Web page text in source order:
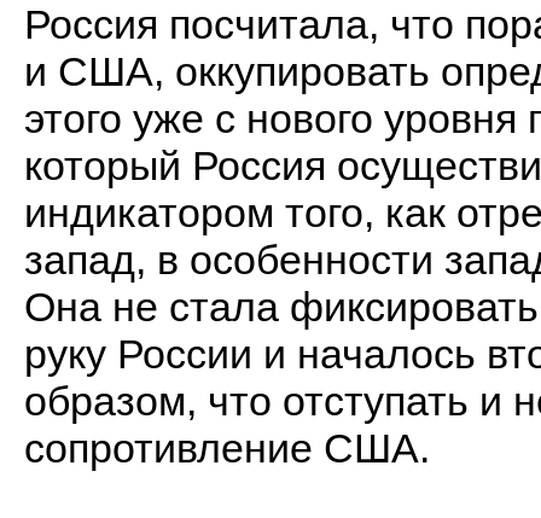
Россия посчитала, что
и США, оккупировать
этого уже с нового
который Россия
индикатором того, как
запад, в особенности
Она не стала
руку России и началось
образом, что отступать и
сопротивление США.